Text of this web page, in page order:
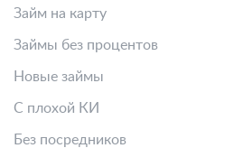
Займ на карту
Займы без процентов
Новые займы
С плохой КИ
Без посредников